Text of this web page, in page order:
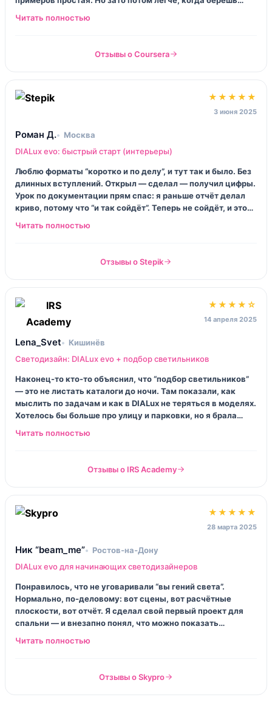
план квартиры и не паникуешь. Я прям ощутила, что стала
Отзывы о Coursera
★★★★★
3 июня 2025
Роман Д.
Москва
DIALux evo: быстрый старт (интерьеры)
Люблю форматы “коротко и по делу”, и тут так и было. Без
длинных вступлений. Открыл — сделал — получил цифры.
Урок по документации прям спас: я раньше отчёт делал
криво, потому что “и так сойдёт”. Теперь не сойдёт, и это
хорошо.
Отзывы о Stepik
★★★★☆
14 апреля 2025
Lena_Svet
Кишинёв
Светодизайн: DIALux evo + подбор светильников
Наконец-то кто-то объяснил, что “подбор светильников”
— это не листать каталоги до ночи. Там показали, как
мыслить по задачам и как в DIALux не теряться в моделях.
Хотелось бы больше про улицу и парковки, но я брала
ради квартир, так что окей. Иногда звучало слишком
Отзывы о IRS Academy
★★★★★
28 марта 2025
Ник “beam_me”
Ростов‑на‑Дону
DIALux evo для начинающих светодизайнеров
Понравилось, что не уговаривали “вы гений света”.
Нормально, по‑деловому: вот сцены, вот расчётные
плоскости, вот отчёт. Я сделал свой первый проект для
спальни — и внезапно понял, что можно показать
цифрами, почему бра у кровати не должны слепить.
Отзывы о Skypro